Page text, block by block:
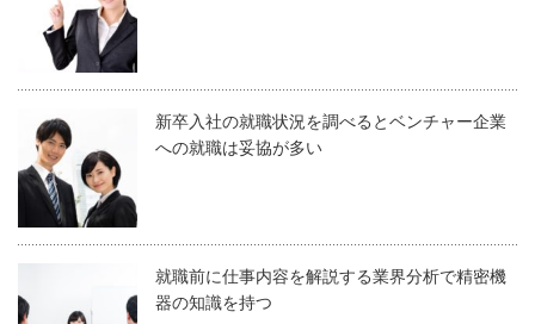
新卒入社の就職状況を調べるとベンチャー企業
への就職は妥協が多い
就職前に仕事内容を解説する業界分析で精密機
器の知識を持つ